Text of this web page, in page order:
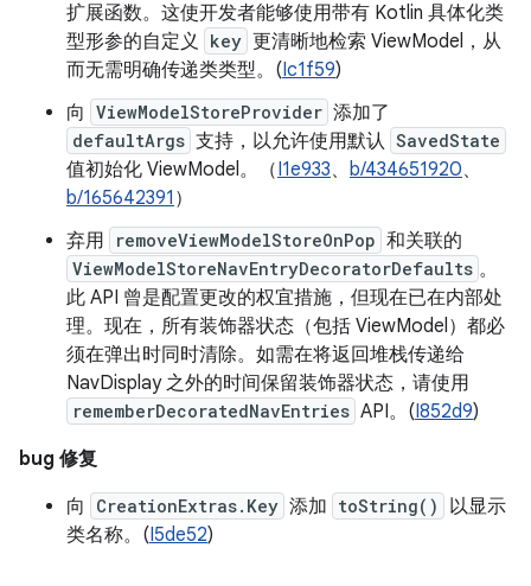
扩展函数。这使开发者能够使用带有 Kotlin 具体化类
型形参的自定义 key 更清晰地检索 ViewModel，从
而无需明确传递类类型。(Ic1f59)
向 ViewModelStoreProvider 添加了
defaultArgs 支持，以允许使用默认 SavedState
值初始化 ViewModel。（I1e933、 b/434651920、
b/165642391 ）
弃用
removeViewModelStoreOnPop 和关联的
ViewModelStoreNavEntryDecoratorDefaults 。
此 API 曾是配置更改的权宜措施，但现在已在内部处
理。现在，所有装饰器状态（包括 ViewModel）都必
须在弹出时同时清除。如需在将返回堆栈传递给
NavDisplay 之外的时间保留装饰器状态，请使用
rememberDecoratedNavEntries API。(I852d9)
bug 修复
向
CreationExtras.Key 添加 toString()
以显示
类名称。(I5de52)